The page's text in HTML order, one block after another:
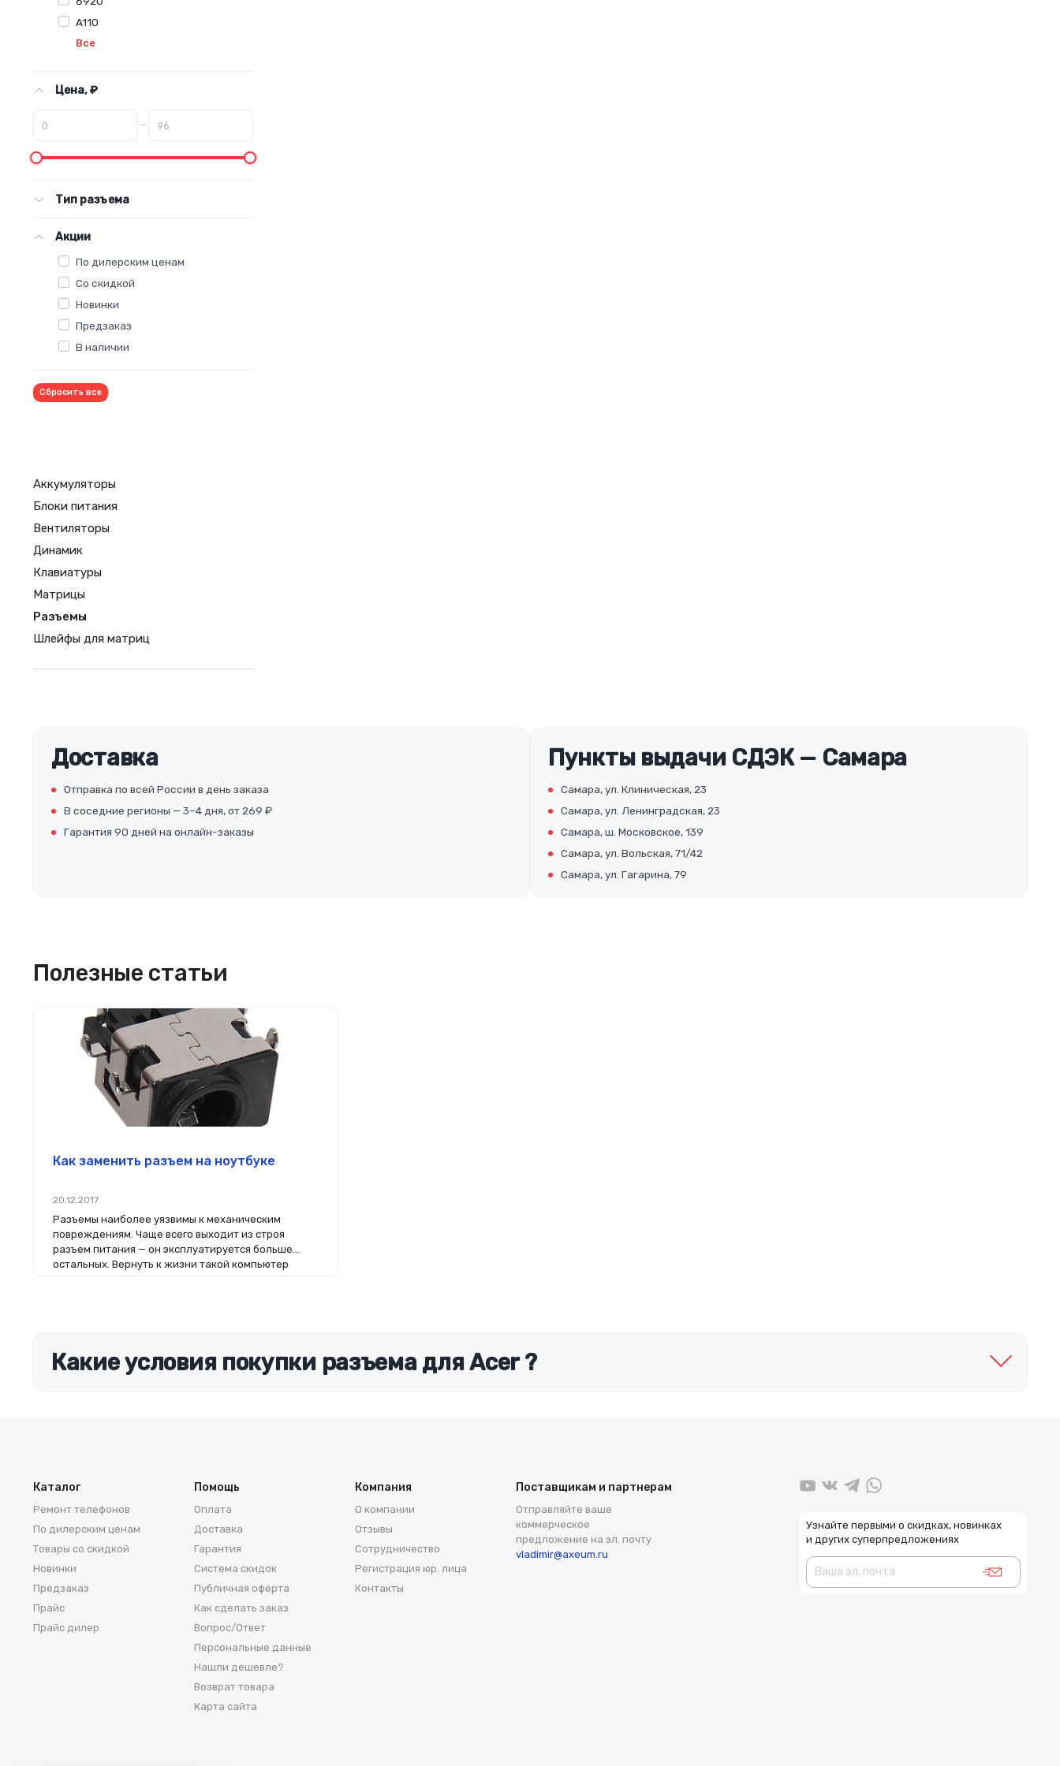
A110
Все
Цена, ₽
–
Тип разъема
Акции
По дилерским ценам
Со скидкой
Новинки
Предзаказ
В наличии
Сбросить все
Аккумуляторы
Блоки питания
Вентиляторы
Динамик
Клавиатуры
Матрицы
Разъемы
Шлейфы для матриц
Доставка
Отправка по всей России в день заказа
В соседние регионы — 3–4 дня, от 269 ₽
Гарантия 90 дней на онлайн-заказы
Пункты выдачи СДЭК — Самара
Самара, ул. Клиническая, 23
Самара, ул. Ленинградская, 23
Самара, ш. Московское, 139
Самара, ул. Вольская, 71/42
Самара, ул. Гагарина, 79
Полезные статьи
Как заменить разъем на ноутбуке
20.12.2017
Разъемы наиболее уязвимы к механическим
повреждениям. Чаще всего выходит из строя
разъем питания — он эксплуатируется больше
остальных. Вернуть к жизни такой компьютер
Какие условия покупки разъема для Acer ?
Каталог
Ремонт телефонов
По дилерским ценам
Товары со скидкой
Новинки
Предзаказ
Прайс
Прайс дилер
Помощь
Оплата
Доставка
Гарантия
Система скидок
Публичная оферта
Как сделать заказ
Вопрос/Ответ
Персональные данные
Нашли дешевле?
Возврат товара
Карта сайта
Компания
О компании
Отзывы
Сотрудничество
Регистрация юр. лица
Контакты
Поставщикам и партнерам
Отправляйте ваше
коммерческое
предложение на эл. почту
vladimir@axeum.ru
Узнайте первыми о скидках, новинках
и других суперпредложениях